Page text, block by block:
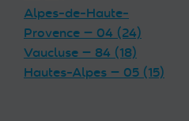
Alpes-de-Haute-
Provence — 04 (24)
Vaucluse — 84 (18)
Hautes-Alpes — 05 (15)